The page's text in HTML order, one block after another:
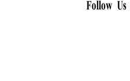
Follow Us